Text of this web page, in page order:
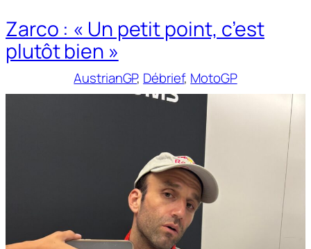
Zarco : « Un petit point, c’est
plutôt bien »
AustrianGP, Débrief, MotoGP